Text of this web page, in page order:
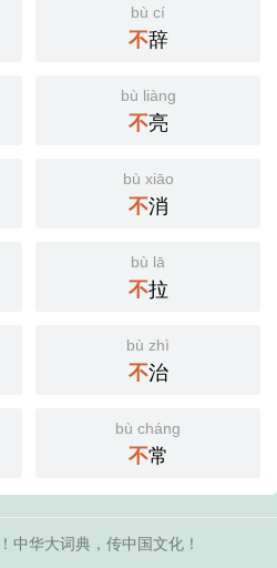
bù cí
不辞
bù liàng
不亮
bù xiāo
不消
bù lā
不拉
bù zhì
不治
bù cháng
不常
中华大词典，传中国文化！